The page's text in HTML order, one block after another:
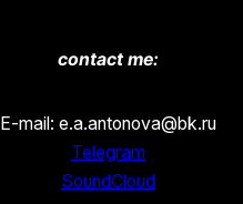
contact me:
E-mail: e.a.antonova@bk.ru
Telegram
SoundCloud